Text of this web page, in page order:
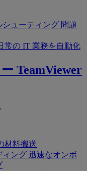
シューティング 問題
常の IT 業務を自動化
TeamViewer
材料搬送
ィング 迅速なオンボ